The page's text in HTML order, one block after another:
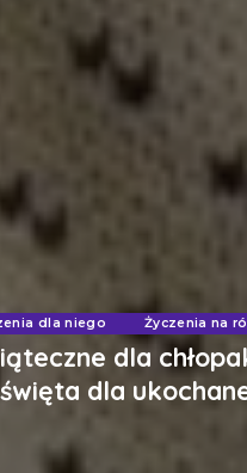
dla niego Życzenia na
dla
dla